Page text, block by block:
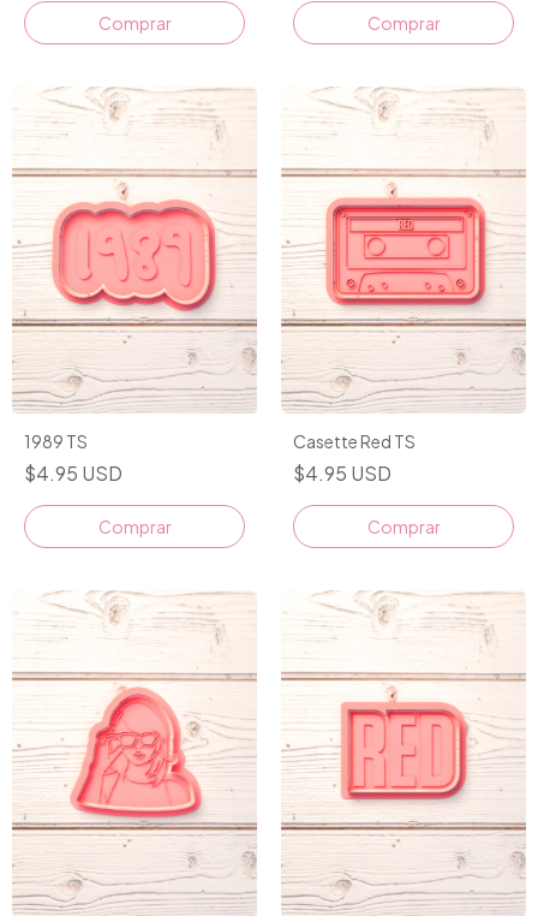
Comprar Comprar
1989 TS
$4.95 USD
Comprar
Casette Red TS
$4.95 USD
Comprar